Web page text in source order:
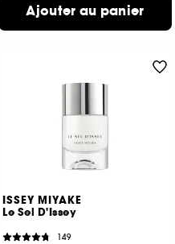
Ajouter au panier
ISSEY MIYAKE
Le Sel D'Issey
149